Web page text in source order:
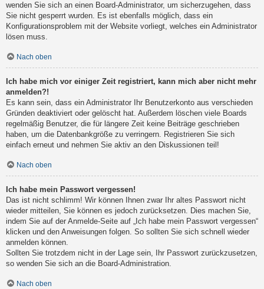
wenden Sie sich an einen Board-Administrator, um sicherzugehen, dass
Sie nicht gesperrt wurden. Es ist ebenfalls möglich, dass ein
Konfigurationsproblem mit der Website vorliegt, welches ein Administrator
lösen muss.
Nach oben
Ich habe mich vor einiger Zeit registriert, kann mich aber nicht mehr
anmelden?!
Es kann sein, dass ein Administrator Ihr Benutzerkonto aus verschieden
Gründen deaktiviert oder gelöscht hat. Außerdem löschen viele Boards
regelmäßig Benutzer, die für längere Zeit keine Beiträge geschrieben
haben, um die Datenbankgröße zu verringern. Registrieren Sie sich
einfach erneut und nehmen Sie aktiv an den Diskussionen teil!
Nach oben
Ich habe mein Passwort vergessen!
Das ist nicht schlimm! Wir können Ihnen zwar Ihr altes Passwort nicht
wieder mitteilen, Sie können es jedoch zurücksetzen. Dies machen Sie,
indem Sie auf der Anmelde-Seite auf „Ich habe mein Passwort vergessen“
klicken und den Anweisungen folgen. So sollten Sie sich schnell wieder
anmelden können.
Sollten Sie trotzdem nicht in der Lage sein, Ihr Passwort zurückzusetzen,
so wenden Sie sich an die Board-Administration.
Nach oben